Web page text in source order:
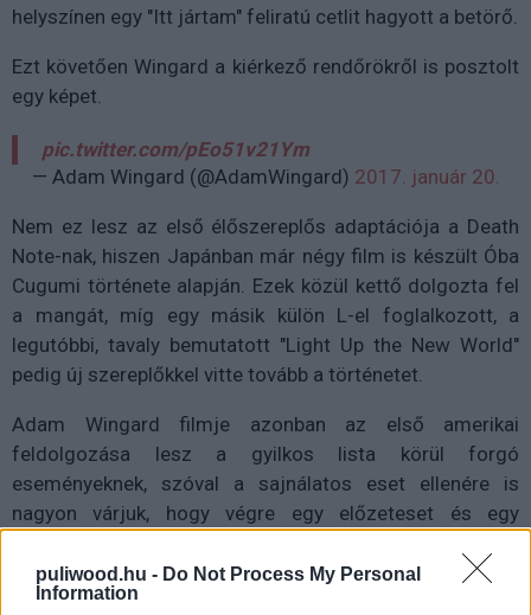
puliwood.hu - Do Not Process My Personal
Information
helyszínen egy "Itt jártam" feliratú cetlit hagyott a betörő.
Ezt követően Wingard a kiérkező rendőrökről is posztolt
egy képet.
pic.twitter.com/pEo51v21Ym
— Adam Wingard (@AdamWingard) 2017. január 20.
Nem ez lesz az első élőszereplős adaptációja a Death
Note-nak, hiszen Japánban már négy film is készült Óba
Cugumi története alapján. Ezek közül kettő dolgozta fel
a mangát, míg egy másik külön L-el foglalkozott, a
legutóbbi, tavaly bemutatott "Light Up the New World"
pedig új szereplőkkel vitte tovább a történetet.
Adam Wingard filmje azonban az első amerikai
feldolgozása lesz a gyilkos lista körül forgó
eseményeknek, szóval a sajnálatos eset ellenére is
nagyon várjuk, hogy végre egy előzeteset és egy